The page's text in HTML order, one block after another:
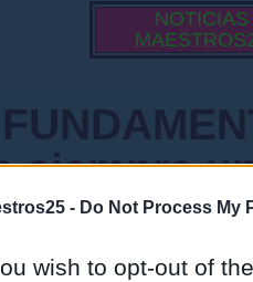
- Do Not Process My
wish to opt-out of
NOTICIAS
siempre
mensajes